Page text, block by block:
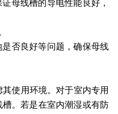
母线槽的导电性能良好，
否良好等问题，确保母线
使用环境。对于室内专用
。若是在室内潮湿或有防